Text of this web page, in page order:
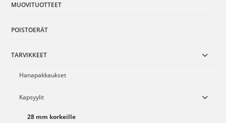
MUOVITUOTTEET
POISTOERÄT
TARVIKKEET
Hanapakkaukset
Kapsyylit
28 mm korkeille